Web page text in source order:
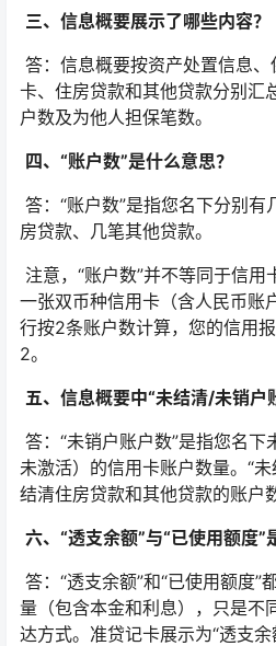
三、信息概要展示了哪些内容？
答：信息概要按资产处置信息
卡、住房贷款和其他贷款分别汇
户数及为他人担保笔数。
四、“账户数”是什么意思？
答：“账户数”是指您名下分别
房贷款、几笔其他贷款。
注意，“账户数”并不等同于信用
一张双币种信用卡（含人民币账
行按2条账户数计算，您的信用
2。
五、信息概要中“未结清/未销户
答：“未销户账户数”是指您名
未激活）的信用卡账户数量。“
结清住房贷款和其他贷款的账户
六、“透支余额”与“已使用额度”
答：“透支余额”和“已使用额度”
量（包含本金和利息），只是不
达方式。准贷记卡展示为“透支